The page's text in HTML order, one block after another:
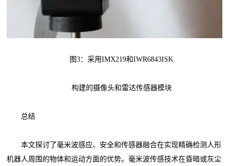
图3：采用IMX219和IWR6843ISK
构建的摄像头和雷达传感器模块
总结
本文探讨了毫米波感应、安全和传感器融合在实现精确检测人形
机器人周围的物体和运动方面的优势。毫米波传感技术在昏暗或灰尘